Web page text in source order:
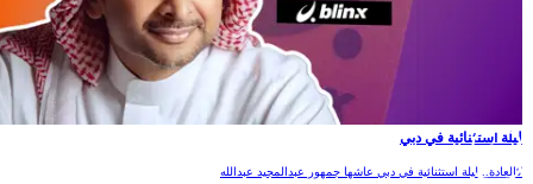
ليلة استثنائية في دبي
كالعادة.. ليلة استثنائية في دبي عاشها جمهور عبدالمجيد عبدالله